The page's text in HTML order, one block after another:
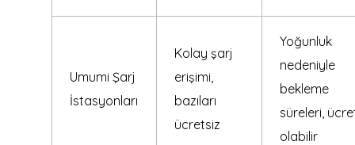
Umumi Şarj
İstasyonları
Kolay şarj
erişimi,
bazıları
ücretsiz
Yoğunluk
nedeniyle
bekleme
süreleri,
olabilir